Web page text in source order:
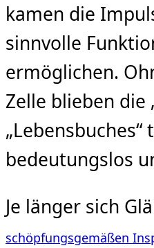
kamen die
sinnvolle
ermöglichen.
Zelle blieben die
„Lebensbuches“
bedeutungslos
Je länger sich
schöpfungsgemäßen